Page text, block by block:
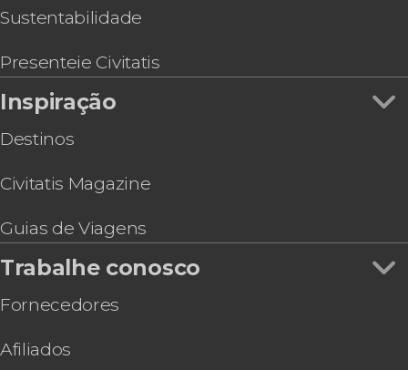
Passeio de barco em Vancouver
Sustentabilidade
Presenteie Civitatis
Inspiração
Destinos
Civitatis Magazine
Guias de Viagens
Trabalhe conosco
Fornecedores
Afiliados